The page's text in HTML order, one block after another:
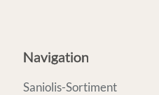
Navigation
Saniolis-Sortiment